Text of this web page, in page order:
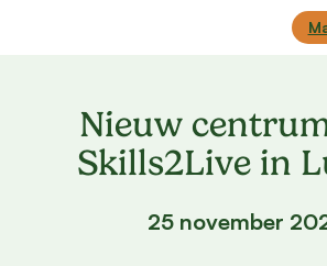
Nieuw
Skills2Live in
25 november